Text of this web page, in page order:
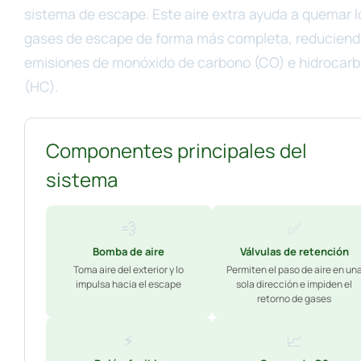
sistema de escape. Este aire extra ayuda a quemar
gases de escape de forma más completa,
emisiones de monóxido de carbono (CO) e
(HC).
Componentes principales del
sistema
💨
Bomba de aire
Toma aire del exterior y lo
impulsa hacia el escape
Válvulas de retención
Permiten el paso de aire en
sola dirección e impiden el
retorno de gases
⚡ 📈